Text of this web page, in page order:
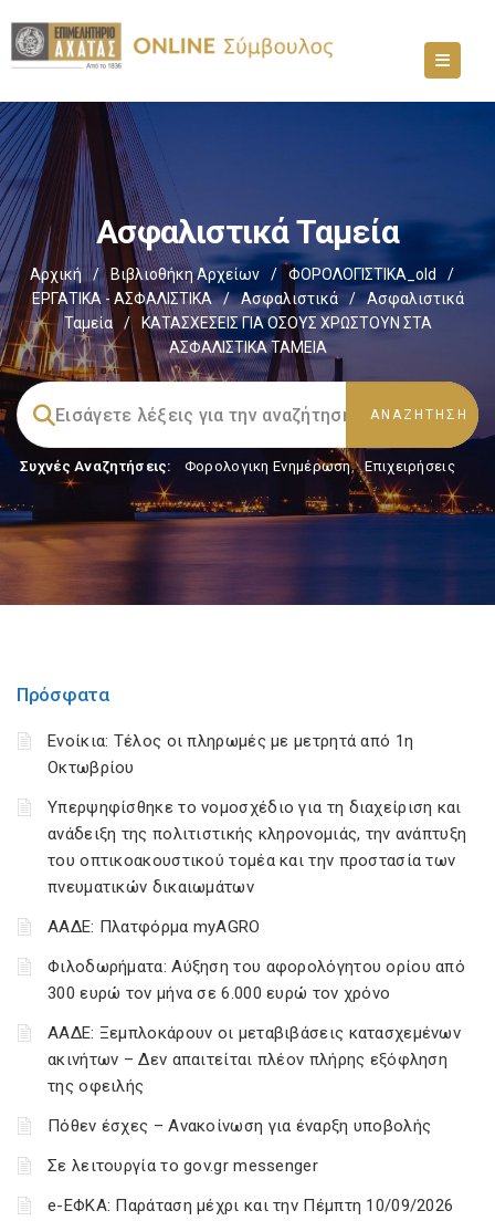
Ασφαλιστικά Ταμεία
Αρχική / Βιβλιοθήκη Αρχείων / ΦΟΡΟΛΟΓΙΣΤΙΚΑ_old
/
ΕΡΓΑΤΙΚΑ - ΑΣΦΑΛΙΣΤΙΚΑ
/ Ασφαλιστικά /
Ασφαλιστικά
Ταμεία
/
ΚΑΤΑΣΧΕΣΕΙΣ ΓΙΑ ΟΣΟΥΣ ΧΡΩΣΤΟΥΝ ΣΤΑ
ΑΣΦΑΛΙΣΤΙΚΑ ΤΑΜΕΙΑ
Συχνές Αναζητήσεις: Φορολογικη Ενημέρωση, Επιχειρήσεις
Πρόσφατα
Ενοίκια: Τέλος οι πληρωμές με μετρητά από 1η
Οκτωβρίου
Υπερψηφίσθηκε το νομοσχέδιο για τη διαχείριση και
ανάδειξη της πολιτιστικής κληρονομιάς, την ανάπτυξη
του οπτικοακουστικού τομέα και την προστασία των
πνευματικών δικαιωμάτων
ΑΑΔΕ: Πλατφόρμα myAGRO
Φιλοδωρήματα: Αύξηση του αφορολόγητου ορίου από
300 ευρώ τον μήνα σε 6.000 ευρώ τον χρόνο
ΑΑΔΕ: Ξεμπλοκάρουν οι μεταβιβάσεις κατασχεμένων
ακινήτων – Δεν απαιτείται πλέον πλήρης εξόφληση
της οφειλής
Πόθεν έσχες – Ανακοίνωση για έναρξη υποβολής
Σε λειτουργία το gov.gr messenger
e-ΕΦΚΑ: Παράταση μέχρι και την Πέμπτη 10/09/2026